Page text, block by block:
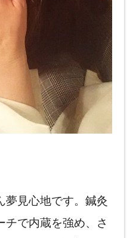
夢見心地です。鍼灸
チで内蔵を強め、さ